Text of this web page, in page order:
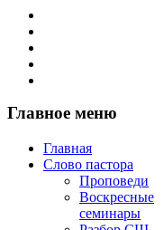
Главное меню
Главная
Слово пастора
Проповеди
Воскресные
семинары